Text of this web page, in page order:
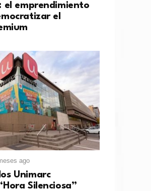
el emprendimiento
el
ago
Unimarc
Silenciosa”